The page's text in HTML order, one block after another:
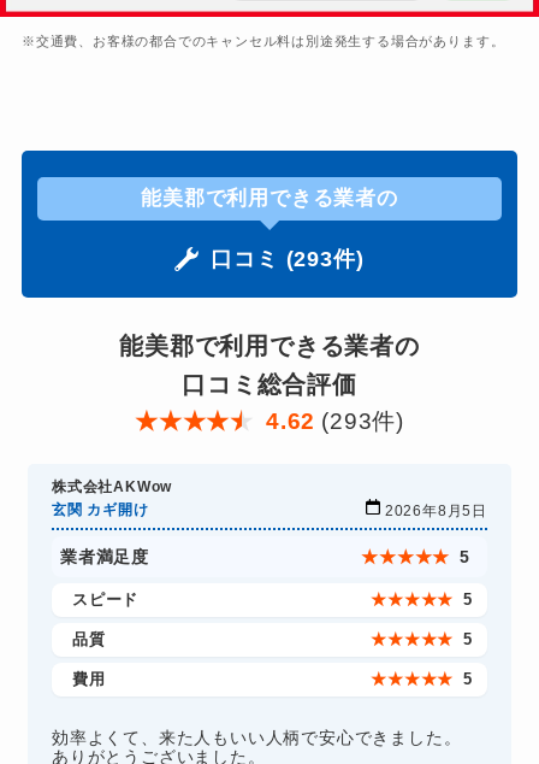
※交通費、お客様の都合でのキャンセル料は別途発生する場合があります。
能美郡で利用できる業者の
口コミ (293件)
能美郡で利用できる業者の
口コミ総合評価
★★★★★ 4.62 (293件)
株式会社AKWow
玄関 カギ開け
2026年8月5日
業者満足度 ★★★★★ 5
スピード ★★★★★ 5
品質 ★★★★★ 5
費用 ★★★★★ 5
効率よくて、来た人もいい人柄で安心できました。
ありがとうございました。